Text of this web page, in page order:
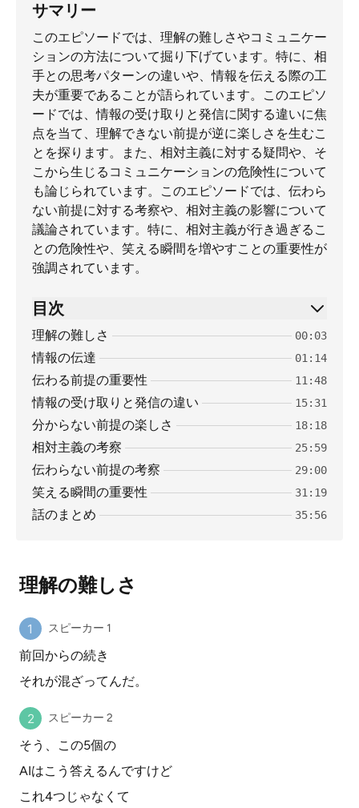
サマリー
このエピソードでは、理解の難しさやコミュニケー
ションの方法について掘り下げています。特に、相
手との思考パターンの違いや、情報を伝える際の工
夫が重要であることが語られています。このエピソ
ードでは、情報の受け取りと発信に関する違いに焦
点を当て、理解できない前提が逆に楽しさを生むこ
とを探ります。また、相対主義に対する疑問や、そ
こから生じるコミュニケーションの危険性について
も論じられています。このエピソードでは、伝わら
ない前提に対する考察や、相対主義の影響について
議論されています。特に、相対主義が行き過ぎるこ
との危険性や、笑える瞬間を増やすことの重要性が
強調されています。
目次
理解の難しさ 00:03
情報の伝達 01:14
伝わる前提の重要性 11:48
情報の受け取りと発信の違い 15:31
分からない前提の楽しさ 18:18
相対主義の考察 25:59
伝わらない前提の考察 29:00
笑える瞬間の重要性 31:19
話のまとめ 35:56
理解の難しさ
スピーカー 1
前回からの続き
それが混ざってんだ。
スピーカー 2
そう、この5個の
AIはこう答えるんですけど
これ4つじゃなくて